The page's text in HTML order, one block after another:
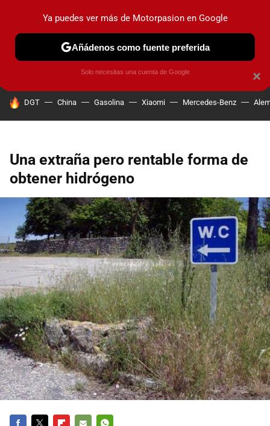
PRUEBAS COCHES ELÉCTRICOS OBSERVATORIO
HOY SE HABLA DE
DGT China Gasolina Xiaomi Mercedes-Benz
Una extraña pero rentable forma de
obtener hidrógeno
×
Ya puedes ver más de Motorpasion en Google
Añádenos como fuente preferida
Solo necesitas una cuenta de Google